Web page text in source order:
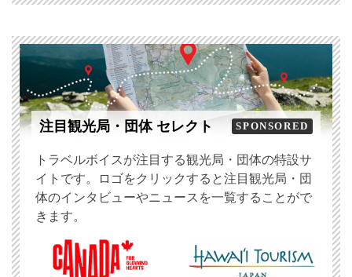
注目観光局・団体 セレクト SPONSORED
トラベルボイスが注目する観光局・団体の特設サ
イトです。ロゴをクリックすると注目観光局・団
体のインタビューやニュースを一覧することがで
きます。